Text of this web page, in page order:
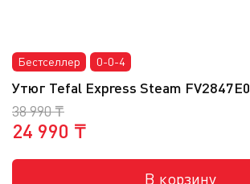
Бестселлер 0-0-4
Утюг Tefal Express Steam FV2847E0
38 990 ₸
24 990 ₸
В корзину